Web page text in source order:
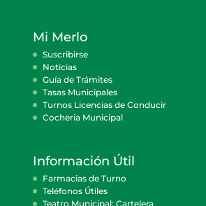
Mi Merlo
Suscribirse
Noticias
Guía de Trámites
Tasas Municipales
Turnos Licencias de Conducir
Cocheria Municipal
Información Útil
Farmacias de Turno
Teléfonos Útiles
Teatro Municipal: Cartelera